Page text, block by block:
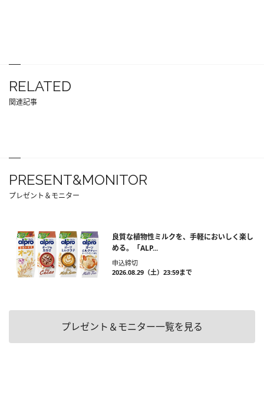
RELATED
関連記事
PRESENT&MONITOR
プレゼント＆モニター
良質な植物性ミルクを、手軽においしく楽し
める。「ALP...
申込締切
2026.08.29（土）23:59まで
プレゼント＆モニター一覧を見る